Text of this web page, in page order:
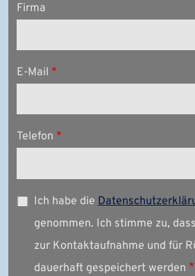
Firma
E-Mail
Telefon
Ich habe die
genommen. Ich stimme zu,
zur Kontaktaufnahme und für
dauerhaft gespeichert werden